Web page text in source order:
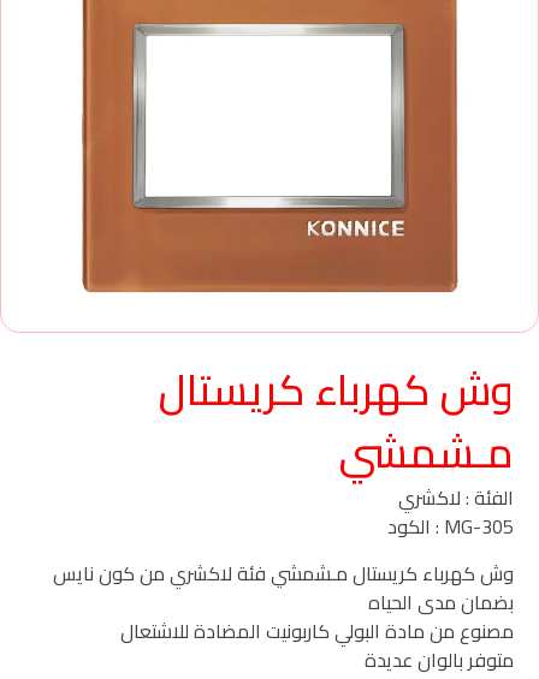
وش كهرباء كريستال
مـشمشي
الفئة : لاكشري
MG-305 : الكود
وش كهرباء كريستال مـشمشي فئة لاكشري من كون نايس
بضمان مدى الحياه
مصنوع من مادة البولي كاربونيت المضادة للاشتعال
متوفر بالوان عديدة